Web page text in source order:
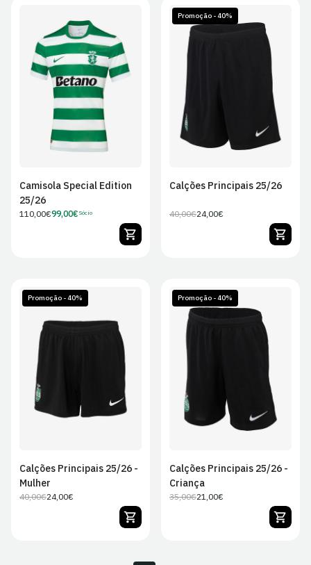
M XL
Camisola Special Edition
25/26
Preço
110,00€Preço
99,00€ Sócio
Promoção - 40%
Calções Principais 25/26
Preço
40,00€Preço
24,00€
Promoção - 40%
Calções Principais 25/26 -
Mulher
Preço
40,00€Preço
24,00€
Promoção - 40%
Calções Principais 25/26 -
Criança
Preço
35,00€Preço
21,00€